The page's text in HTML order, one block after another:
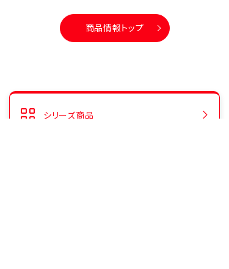
商品情報トップ
シリーズ商品